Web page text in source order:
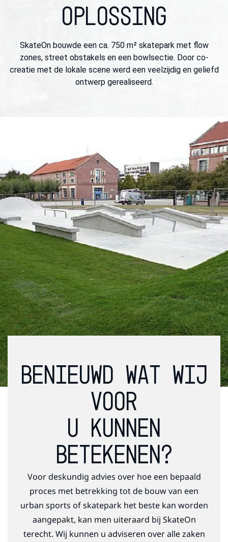
OPLOSSING
SkateOn bouwde een ca. 750 m² skatepark met flow
zones, street obstakels en een bowlsectie. Door co-
creatie met de lokale scene werd een veelzijdig en geliefd
ontwerp gerealiseerd.
BENIEUWD WAT WIJ
VOOR
U KUNNEN
BETEKENEN?
Voor deskundig advies over hoe een bepaald
proces met betrekking tot de bouw van een
urban sports of skatepark het beste kan worden
aangepakt, kan men uiteraard bij SkateOn
terecht. Wij kunnen u adviseren over alle zaken